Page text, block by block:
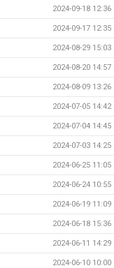
2024-09-18 12:36
2024-09-17 12:35
2024-08-29 15:03
2024-08-20 14:57
2024-08-09 13:26
2024-07-05 14:42
2024-07-04 14:45
2024-07-03 14:25
2024-06-25 11:05
2024-06-24 10:55
2024-06-19 11:09
2024-06-18 15:36
2024-06-11 14:29
2024-06-10 10:00